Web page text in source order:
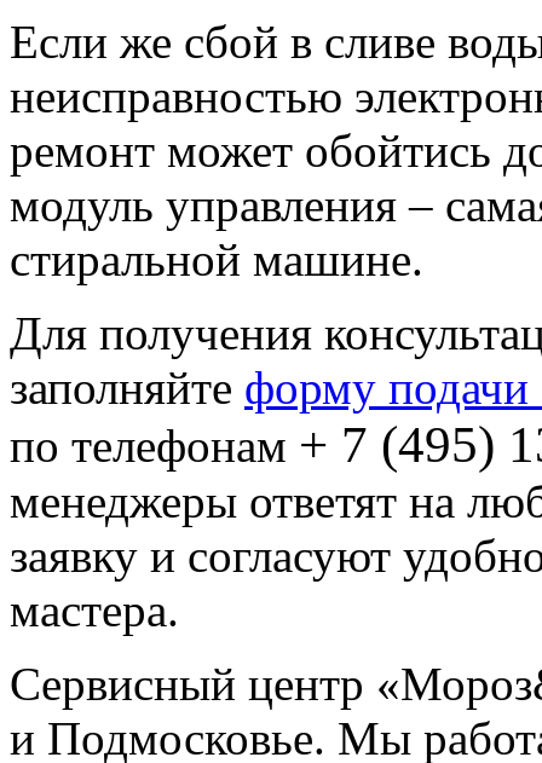
Если же сбой в сливе
неисправностью
ремонт может обойтись
модуль управления –
стиральной машине.
Для получения
заполняйте форму подачи
по телефонам + 7 (495)
менеджеры ответят на
заявку и согласуют
мастера.
Сервисный центр
и Подмосковье. Мы